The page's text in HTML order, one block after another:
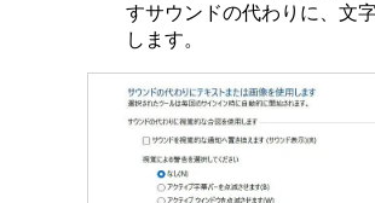
すサウンドの代わりに、文
します。